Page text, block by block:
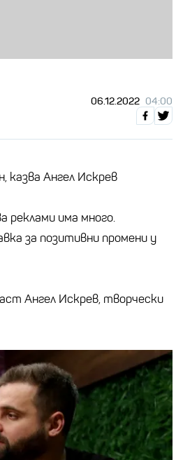
06.12.2022 04:00
казва Ангел Искрев
реклами има много.
за позитивни промени у
Ангел Искрев, творчески